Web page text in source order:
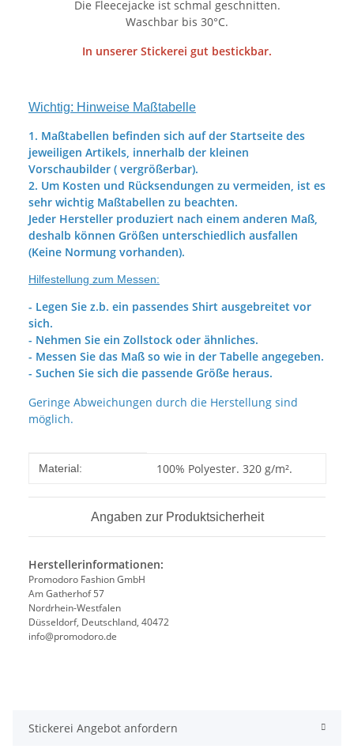
Die Fleecejacke ist schmal geschnitten.
Waschbar bis 30°C.
In unserer Stickerei gut bestickbar.
Wichtig: Hinweise Maßtabelle
1. Maßtabellen befinden sich auf der Startseite des
jeweiligen Artikels, innerhalb der kleinen
Vorschaubilder ( vergrößerbar).
2. Um Kosten und Rücksendungen zu vermeiden, ist es
sehr wichtig Maßtabellen zu beachten.
Jeder Hersteller produziert nach einem anderen Maß,
deshalb können Größen unterschiedlich ausfallen
(Keine Normung vorhanden).
Hilfestellung zum Messen:
- Legen Sie z.b. ein passendes Shirt ausgebreitet vor
sich.
- Nehmen Sie ein Zollstock oder ähnliches.
- Messen Sie das Maß so wie in der Tabelle angegeben.
- Suchen Sie sich die passende Größe heraus.
Geringe Abweichungen durch die Herstellung sind
möglich.
Produkteigenschaft
Wert
Material: 100% Polyester. 320 g/m².
Angaben zur Produktsicherheit
Herstellerinformationen:
Promodoro Fashion GmbH
Am Gatherhof 57
Nordrhein-Westfalen
Düsseldorf, Deutschland, 40472
info@promodoro.de
Stickerei Angebot anfordern